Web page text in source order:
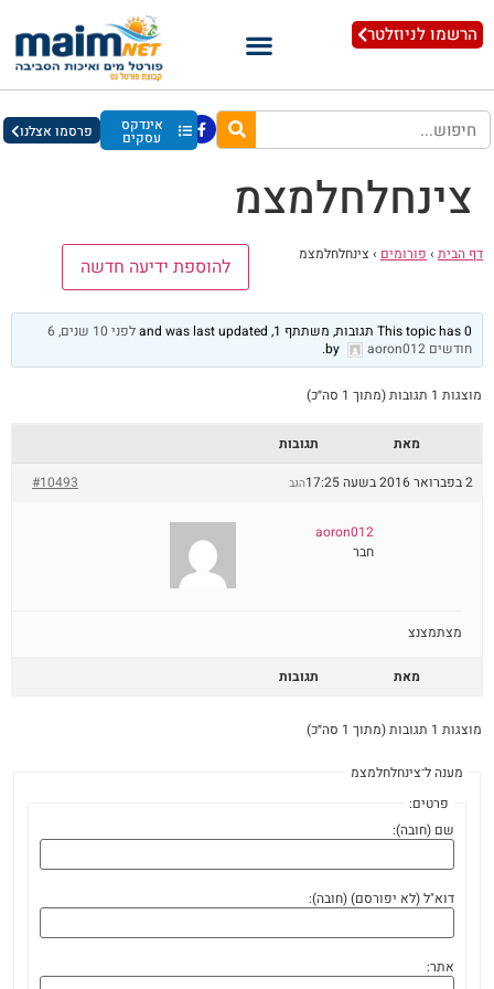
הרשמו לניוזלטר
אינדקס
עסקים פרסמו אצלנו
צינחלחלמצמ
דף הבית › פורומים › צינחלחלמצמ להוספת ידיעה חדשה
This topic has 0 תגובות, משתתף 1, and was last updated
לפני 10 שנים, 6
חודשים by
aoron012
.
מוצגות 1 תגובות (מתוך 1 סה״כ)
מאת
תגובות
2 בפברואר 2016 בשעה 17:25
#10493 הגב
aoron012
חבר
מצתמצנצ
מאת תגובות
מוצגות 1 תגובות (מתוך 1 סה״כ)
מענה ל־צינחלחלמצמ
פרטים:
שם (חובה):
דוא"ל (לא יפורסם) (חובה):
אתר: